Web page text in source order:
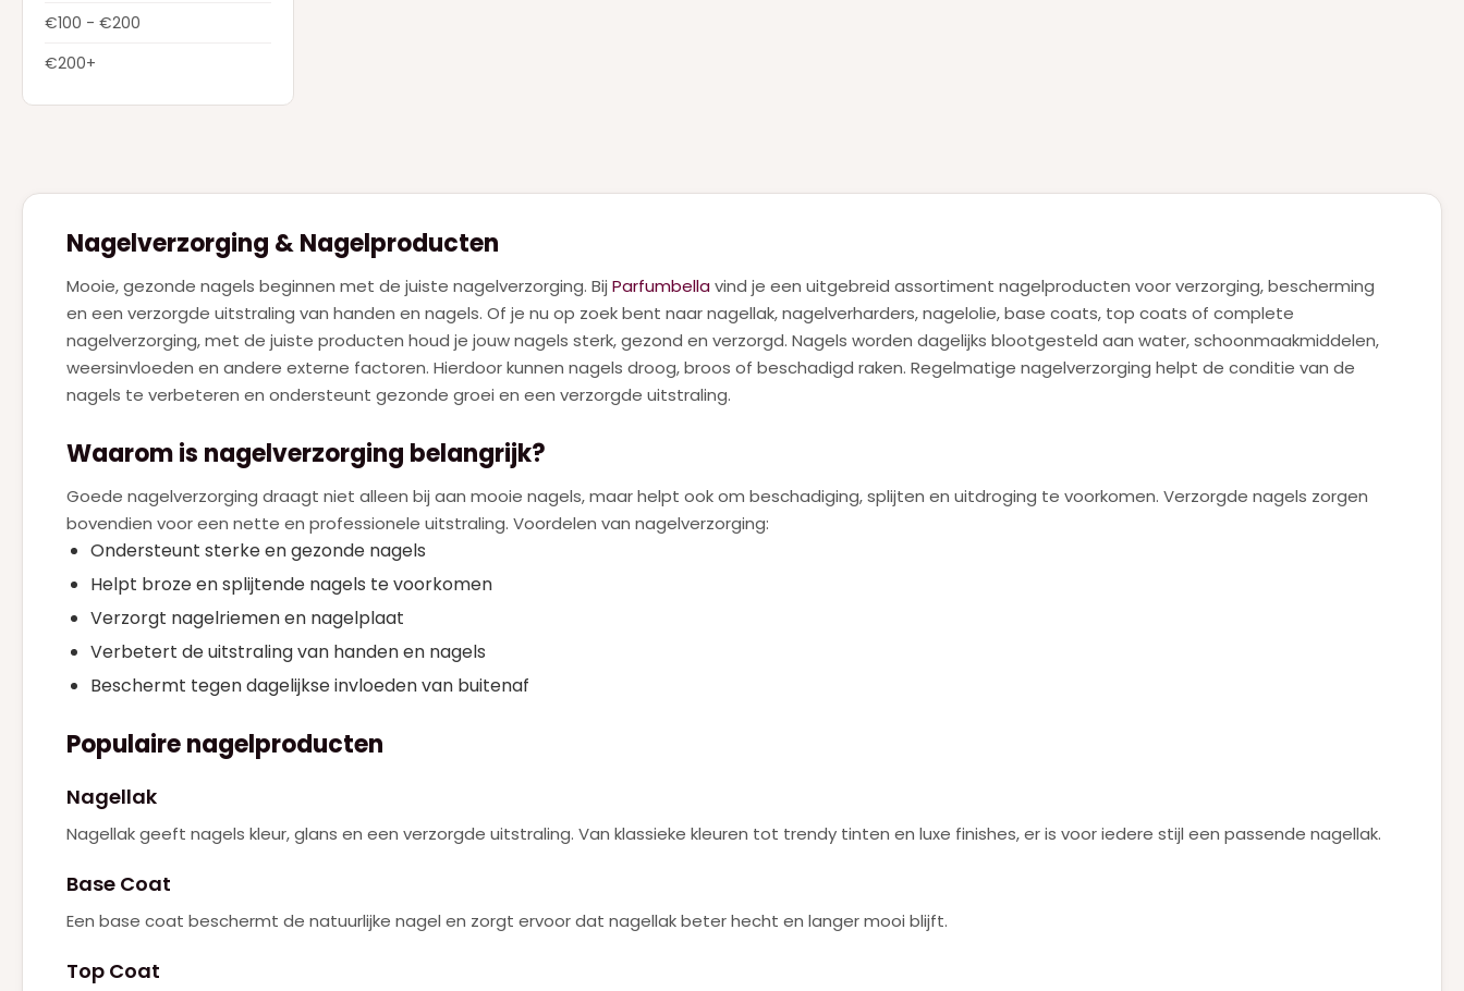
Dolce & Gabbana
DSQUARED2
GUCCI(9)
GUERLAIN(20)
HERMES(3)
HUGO BOSS(7)
JIMMY CHOO(1)
JUICY COUTURE(1)
JULIETTE HAS A GUN
KAYALI(2)
KENZO(1)
KILIAN (2)
LANCOME(9)
LATAFFA(1)
NEJMA(1)
€100 - €200
€200+
Nagelverzorging & Nagelproducten
Mooie, gezonde nagels beginnen met de juiste nagelverzorging. Bij Parfumbellavind je een uitgebreid assortiment nagelproducten voor verzorging, bescherming
en een verzorgde uitstraling van handen en nagels. Of je nu op zoek bent naar nagellak, nagelverharders, nagelolie, base coats, top coats of complete
nagelverzorging, met de juiste producten houd je jouw nagels sterk, gezond en verzorgd. Nagels worden dagelijks blootgesteld aan water, schoonmaakmiddelen,
weersinvloeden en andere externe factoren. Hierdoor kunnen nagels droog, broos of beschadigd raken. Regelmatige nagelverzorging helpt de conditie van de
nagels te verbeteren en ondersteunt gezonde groei en een verzorgde uitstraling.
Waarom is nagelverzorging belangrijk?
Goede nagelverzorging draagt niet alleen bij aan mooie nagels, maar helpt ook om beschadiging, splijten en uitdroging te voorkomen. Verzorgde nagels zorgen
bovendien voor een nette en professionele uitstraling. Voordelen van nagelverzorging:
Ondersteunt sterke en gezonde nagels
Helpt broze en splijtende nagels te voorkomen
Verzorgt nagelriemen en nagelplaat
Verbetert de uitstraling van handen en nagels
Beschermt tegen dagelijkse invloeden van buitenaf
Populaire nagelproducten
Nagellak
Nagellak geeft nagels kleur, glans en een verzorgde uitstraling. Van klassieke kleuren tot trendy tinten en luxe finishes, er is voor iedere stijl een passende nagellak.
Base Coat
Een base coat beschermt de natuurlijke nagel en zorgt ervoor dat nagellak beter hecht en langer mooi blijft.
Top Coat